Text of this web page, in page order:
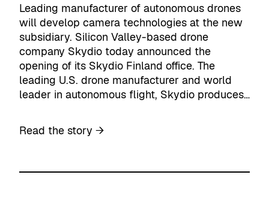
l
y
B
u
s
i
n
s
a
o
p
e
w
o
r
k
Leading manufacturer of autonomous drones
will develop camera technologies at the new
subsidiary. Silicon Valley-based drone
company Skydio today announced the
opening of its Skydio Finland office. The
leading U.S. drone manufacturer and world
leader in autonomous flight, Skydio produces…
Read the story →:
y